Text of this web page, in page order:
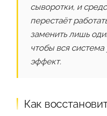
сыворотки, и
перестаёт
заменить лишь
чтобы вся
эффект.
Как